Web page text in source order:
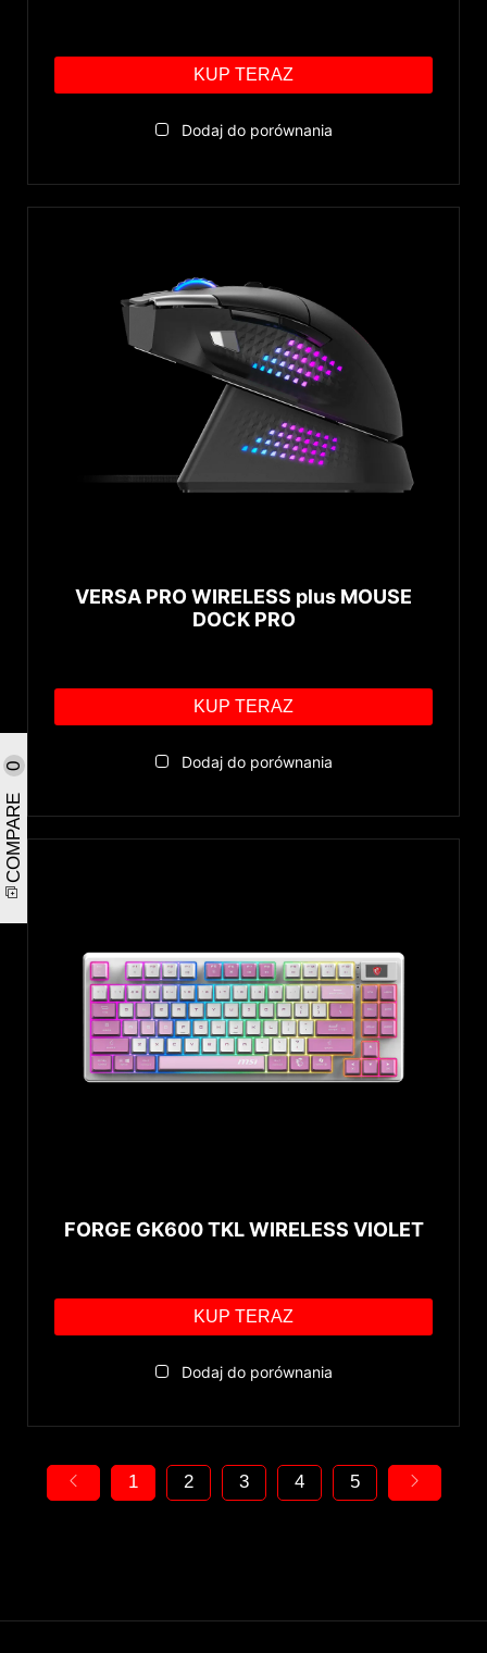
COMPARE
0
KUP TERAZ
Dodaj do porównania
VERSA PRO WIRELESS plus MOUSE
DOCK PRO
KUP TERAZ
Dodaj do porównania
FORGE GK600 TKL WIRELESS VIOLET
KUP TERAZ
Dodaj do porównania
1 2 3 4 5